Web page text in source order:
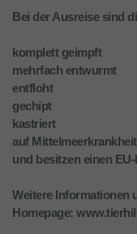
Bei der Ausreise sind
komplett geimpft
mehrfach entwurmt
entfloht
gechipt
kastriert
auf
und besitzen einen
Weitere Informationen
Homepage: